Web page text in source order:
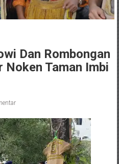
Dan Rombongan
Noken Taman Imbi